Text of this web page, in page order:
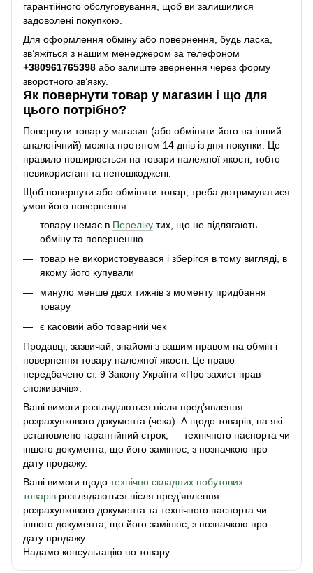
гарантійного обслуговування, щоб ви залишилися
задоволені покупкою.
Для оформлення обміну або повернення, будь ласка,
зв’яжіться з нашим менеджером за телефоном
+380961765398 або залиште звернення через форму
зворотного зв’язку.
Як повернути товар у магазин і що для
цього потрібно?
Повернути товар у магазин (або обміняти його на інший
аналогічний) можна протягом 14 днів із дня покупки. Це
правило поширюється на товари належної якості, тобто
невикористані та непошкоджені.
Щоб повернути або обміняти товар, треба дотримуватися
умов його повернення:
товару немає в Переліку тих, що не підлягають
обміну та поверненню
товар не використовувався і зберігся в тому вигляді, в
якому його купували
минуло менше двох тижнів з моменту придбання
товару
є касовий або товарний чек
Продавці, зазвичай, знайомі з вашим правом на обмін і
повернення товару належної якості. Це право
передбачено ст. 9 Закону України «Про захист прав
споживачів».
Ваші вимоги розглядаються після пред’явлення
розрахункового документа (чека). А щодо товарів, на які
встановлено гарантійний строк, — технічного паспорта чи
іншого документа, що його замінює, з позначкою про
дату продажу.
Ваші вимоги щодо технічно складних побутових
товарів розглядаються після пред’явлення
розрахункового документа та технічного паспорта чи
іншого документа, що його замінює, з позначкою про
дату продажу.
Надамо консультацію по товару